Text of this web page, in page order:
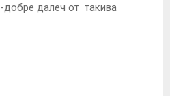
добре далеч от такива